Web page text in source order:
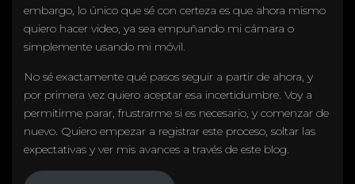
embargo, lo único que sé con certeza es que ahora mismo
quiero hacer video, ya sea empuñando mi cámara o
simplemente usando mi móvil.
No sé exactamente qué pasos seguir a partir de ahora, y
por primera vez quiero aceptar esa incertidumbre. Voy a
permitirme parar, frustrarme si es necesario, y comenzar de
nuevo. Quiero empezar a registrar este proceso, soltar las
expectativas y ver mis avances a través de este blog.